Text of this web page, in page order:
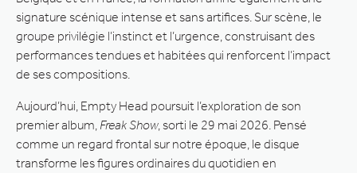
signature scénique intense et sans artifices. Sur scène, le
groupe privilégie l’instinct et l’urgence, construisant des
performances tendues et habitées qui renforcent l’impact
de ses compositions.
Aujourd’hui, Empty Head poursuit l’exploration de son
premier album, Freak Show, sorti le 29 mai 2026. Pensé
comme un regard frontal sur notre époque, le disque
transforme les figures ordinaires du quotidien en